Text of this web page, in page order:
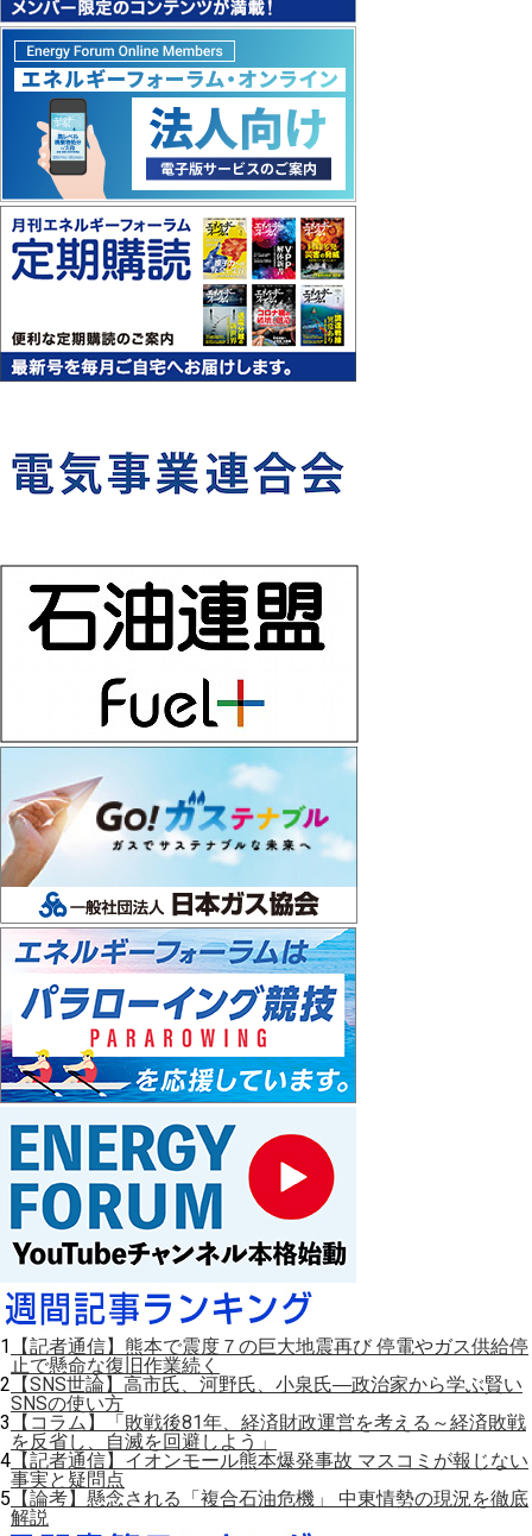
1
【記者通信】熊本で震度７の巨大地震再び 停電やガス供給停
止で懸命な復旧作業続く
2 【SNS世論】高市氏、河野氏、小泉氏―政治家から学ぶ賢い
SNSの使い方
3
【コラム】「敗戦後81年、経済財政運営を考える～経済敗戦
を反省し、自滅を回避しよう」
4 【記者通信】イオンモール熊本爆発事故 マスコミが報じない
事実と疑問点
5 【論考】懸念される「複合石油危機」 中東情勢の現況を徹底
解説